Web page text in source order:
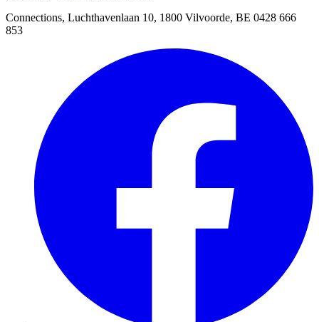
Connections, Luchthavenlaan 10, 1800 Vilvoorde, BE 0428 666
853